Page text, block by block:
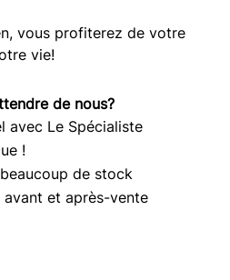
vous profiterez de votre
vie!
de nous?
avec Le Spécialiste
!
de stock
et après-vente